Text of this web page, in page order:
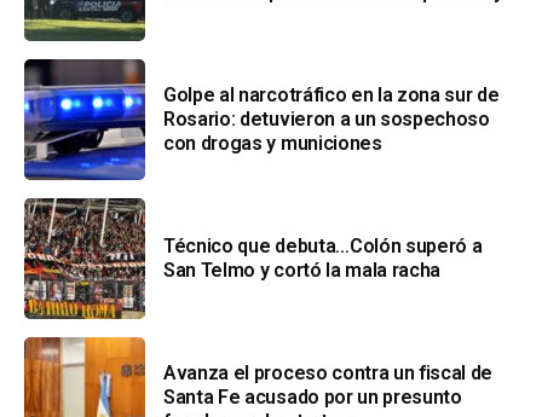
Golpe al narcotráfico en la zona sur de
Rosario: detuvieron a un sospechoso
con drogas y municiones
Técnico que debuta…Colón superó a
San Telmo y cortó la mala racha
Avanza el proceso contra un fiscal de
Santa Fe acusado por un presunto